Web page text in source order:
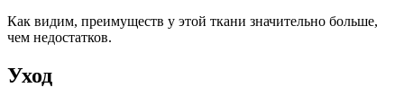
Как видим, преимуществ у этой ткани значительно больше,
чем недостатков.
Уход